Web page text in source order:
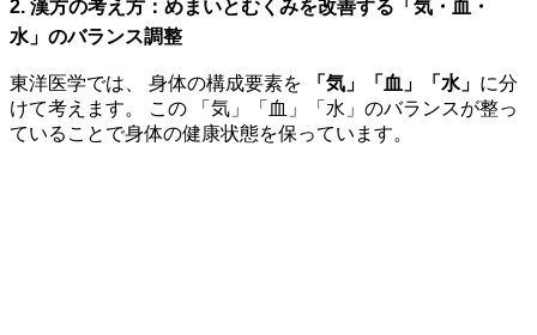
2. 漢方の考え方：めまいとむくみを改善する「気・血・
水」のバランス調整
東洋医学では、 身体の構成要素を 「気」「血」「水」 に分
けて考えます。 この 「気」「血」「水」のバランスが整っ
ていることで身体の健康状態を保っています。